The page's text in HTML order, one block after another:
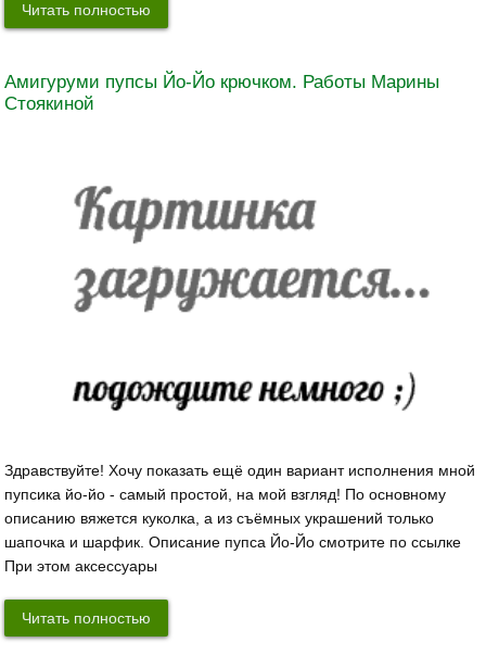
Читать полностью
Амигуруми пупсы Йо-Йо крючком. Работы Марины
Стоякиной
Здравствуйте! Хочу показать ещё один вариант исполнения мной
пупсика йо-йо - самый простой, на мой взгляд! По основному
описанию вяжется куколка, а из съёмных украшений только
шапочка и шарфик. Описание пупса Йо-Йо смотрите по ссылке
При этом аксессуары
Читать полностью